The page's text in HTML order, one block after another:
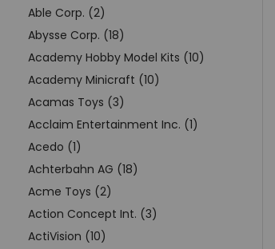
Able Corp. (2)
Abysse Corp. (18)
Academy Hobby Model Kits (10)
Academy Minicraft (10)
Acamas Toys (3)
Acclaim Entertainment Inc. (1)
Acedo (1)
Achterbahn AG (18)
Acme Toys (2)
Action Concept Int. (3)
ActiVision (10)